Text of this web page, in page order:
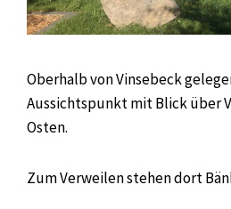
Oberhalb von Vinsebeck
Aussichtspunkt mit Blick über
Osten.
Zum Verweilen stehen dort